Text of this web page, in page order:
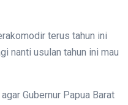
terus tahun ini
nanti usulan tahun ini mau
Gubernur Papua Barat